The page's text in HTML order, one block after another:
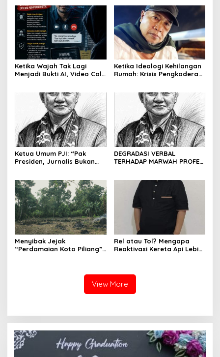
Ketika Wajah Tak Lagi
Menjadi Bukti AI, Video Call,
Ketika Ideologi Kehilangan
Rumah: Krisis Pengkaderan
Kepemimpinan yang
Kehilangan Arah
Ketua Umum PJI: “Pak
Presiden, Jurnalis Bukan
DEGRADASI VERBAL
TERHADAP MARWAH PROFESI
OKNUM ADVOKAT HOTMAN
PARIS HUTAPEA
Menyibak Jejak
“Perdamaian Koto Piliang”:
Rel atau Tol? Mengapa
Reaktivasi Kereta Api Lebih
View More